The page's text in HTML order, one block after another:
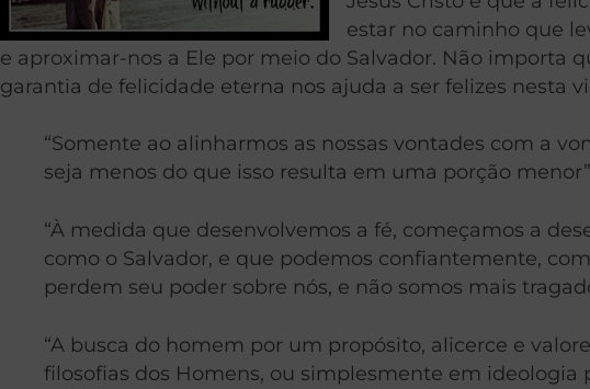
estar no caminho que
e aproximar-nos a Ele por meio do Salvador. Não importa
garantia de felicidade eterna nos ajuda a ser felizes nesta
“Somente ao alinharmos as nossas vontades com a
seja menos do que isso resulta em uma porção
“À medida que desenvolvemos a fé, começamos a
como o Salvador, e que podemos confiantemente,
perdem seu poder sobre nós, e não somos mais
“A busca do homem por um propósito, alicerce e
filosofias dos Homens, ou simplesmente em ideologia